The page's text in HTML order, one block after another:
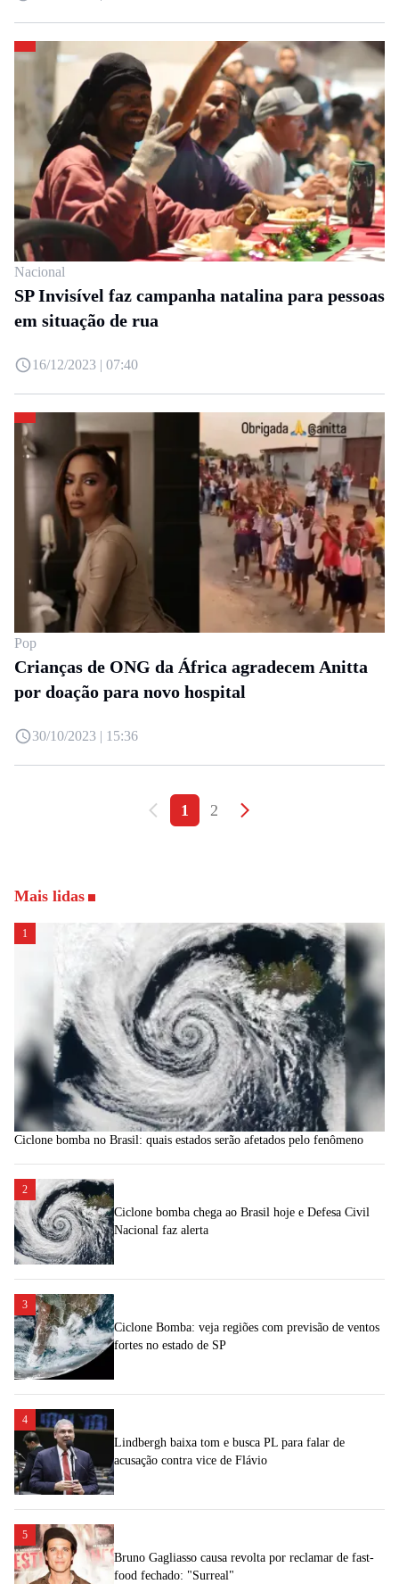
Nacional
SP Invisível faz campanha natalina para pessoas
em situação de rua
16/12/2023 | 07:40
Pop
Crianças de ONG da África agradecem Anitta
por doação para novo hospital
30/10/2023 | 15:36
1 2
Mais lidas
1
Ciclone bomba no Brasil: quais estados serão afetados pelo fenômeno
2
Ciclone bomba chega ao Brasil hoje e Defesa Civil
Nacional faz alerta
3
Ciclone Bomba: veja regiões com previsão de ventos
fortes no estado de SP
4
Lindbergh baixa tom e busca PL para falar de
acusação contra vice de Flávio
5
Bruno Gagliasso causa revolta por reclamar de fast-
food fechado: "Surreal"